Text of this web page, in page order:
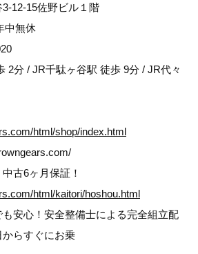
12-15佐野ビル１階
中無休
2分 / JR千駄ヶ谷駅 徒歩 9分 / JR代々
html/shop/index.html
古6ヶ月保証！
html/kaitori/hoshou.html
安心！安全整備士による完全組立配
らすぐにお乗